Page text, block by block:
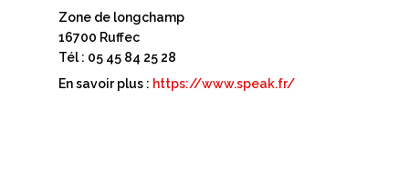
Zone de longchamp
16700 Ruffec
Tél : 05 45 84 25 28
En savoir plus : https://www.speak.fr/